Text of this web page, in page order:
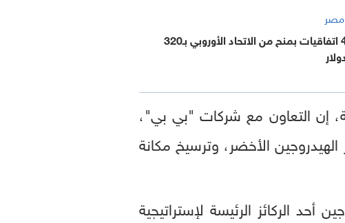
مصر
مصر.. 4 اتفاقيات بمنح من الاتحاد الأوروبي بـ320
إن التعاون مع شركات "بي بي"،
الأخضر، وترسيخ مكانة
الركائز الرئيسة لإستراتيجية